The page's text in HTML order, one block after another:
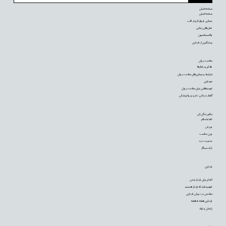
بارداری
اقدام برای باردار شدن
فهمیده‌اید که باردار هستید
سلامتی در دوران بارداری
بارداری هفته به هفته
زایمان و تولد
سالم زندگی کن
تغذیه سالم
ورزش
وزن مناسب
مدیریت درد
ترک سیگار
سلامت روان
علائم و رفتارها
شرایط و بیماری‌های سلامت روان
خودیاری
توصیه‌‌هایی برای سلامت روان
گفتار درمانی، دارو و روانپزشکی
صفحه اصلی
صفحه اصلی
بیماری عروق کرونر قلب
عمل‌های زیبایی
واکسیناسیون
پیشگیری از بارداری